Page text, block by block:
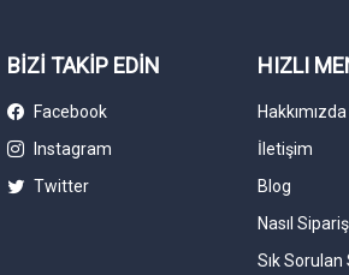
BİZİ TAKİP EDİN
Facebook
Instagram
Twitter
HIZLI
Hakkımızda
İletişim
Blog
Nasıl
Sık